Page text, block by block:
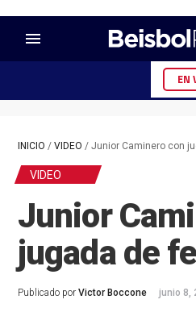
menu
EN
INICIO / VIDEO / Junior Caminero con
VIDEO
Junior
jugada de
Publicado por Victor Boccone junio 8,